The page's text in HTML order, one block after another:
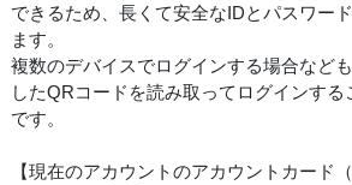
できるため、長くて安全なIDとパスワー
ます。
複数のデバイスでログインする場合など
したQRコードを読み取ってログインする
です。
【現在のアカウントのアカウントカード